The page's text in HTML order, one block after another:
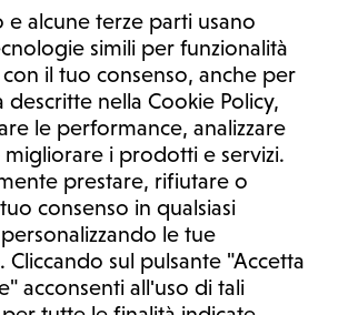
e alcune terze parti usano
simili per funzionalità
il tuo consenso, anche per
descritte nella Cookie Policy,
le performance, analizzare
migliorare i prodotti e servizi.
prestare, rifiutare o
consenso in qualsiasi
le tue
Cliccando sul pulsante "Accetta
acconsenti all'uso di tali
in questo sito non sono un consulto medico.
informazioni sostituiscono un consulto, una
dal medico. Non si devono considerare
come suggerimenti per la formulazione di
di un trattamento o l'assunzione o
farmaco senza prima consultare un medico di
generale o uno specialista.
utilizzo|Privacy Policy |Gestione Cookie
Ⓒ 2026 | Tutti i diritti riservati.